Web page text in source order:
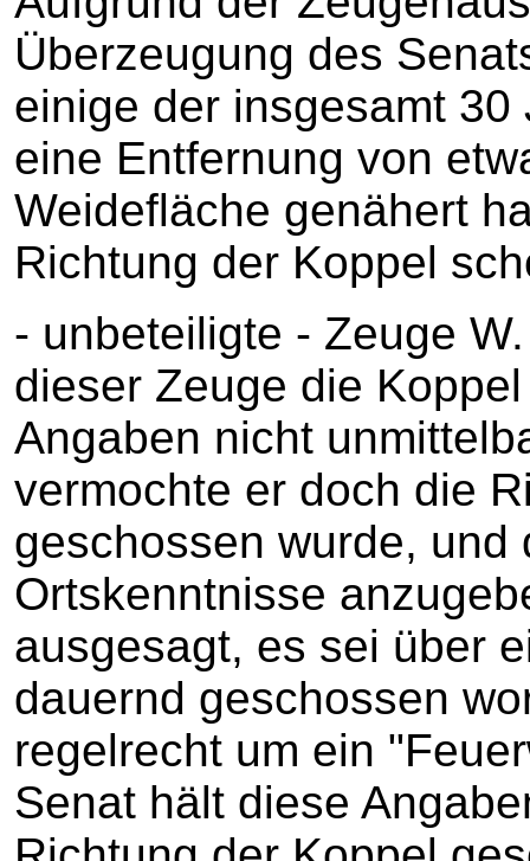
Überzeugung des
einige der insgesamt
eine Entfernung von
Weidefläche genähert
Richtung der Koppel
- unbeteiligte - Zeuge
dieser Zeuge die
Angaben nicht
vermochte er doch die
geschossen wurde,
Ortskenntnisse
ausgesagt, es sei über
dauernd geschossen
regelrecht um ein
Senat hält diese